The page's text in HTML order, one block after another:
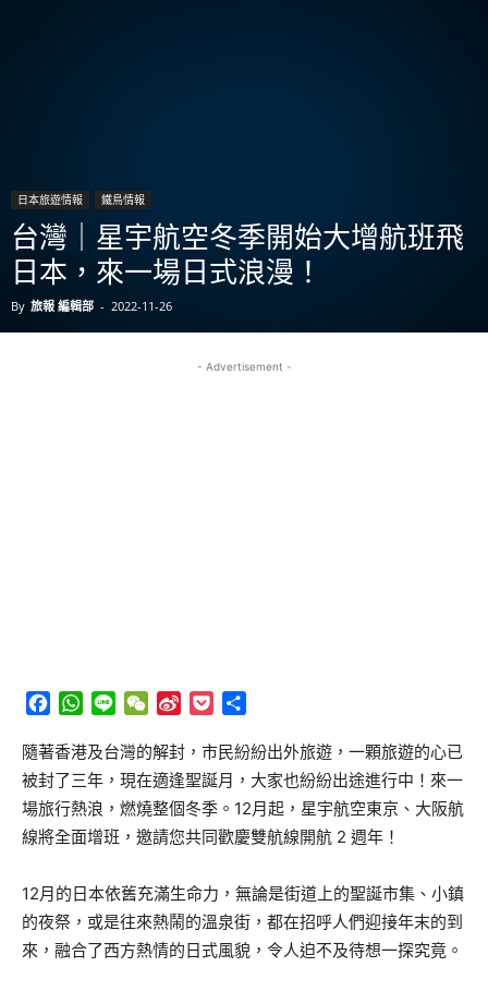
日本旅遊情報 鐵鳥情報
台灣｜星宇航空冬季開始大增航班飛
日本，來一場日式浪漫！
By 旅報 編輯部 - 2022-11-26
- Advertisement -
Facebook
WhatsApp
Line WeChat
Sina
Pocket
隨著香港及台灣的解封，市民紛紛出外旅遊，一顆旅遊的心已
被封了三年，現在適逢聖誕月，大家也紛紛出途進行中！來一
場旅行熱浪，燃燒整個冬季。12月起，星宇航空東京、大阪航
線將全面增班， 邀請您共同歡慶雙航線開航 2 週年！
12月的日本依舊充滿生命力，無論是街道上的聖誕市集、小鎮
的夜祭， 或是往來熱鬧的溫泉街，都在招呼人們迎接年末的到
來， 融合了西方熱情的日式風貌，令人迫不及待想一探究竟。